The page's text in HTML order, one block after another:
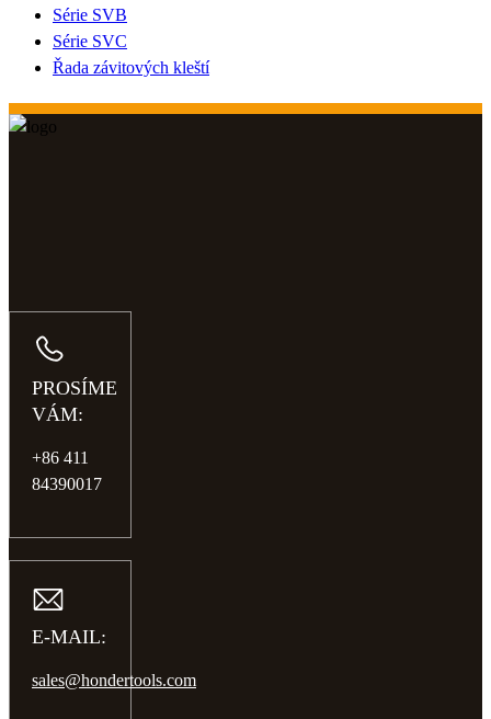
Série SVB
Série SVC
Řada závitových kleští
PROSÍME
VÁM:
+86 411
84390017
E-MAIL:
sales@hondertools.com